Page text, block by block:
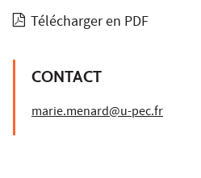
Télécharger en PDF
CONTACT
marie.menard@u-pec.fr